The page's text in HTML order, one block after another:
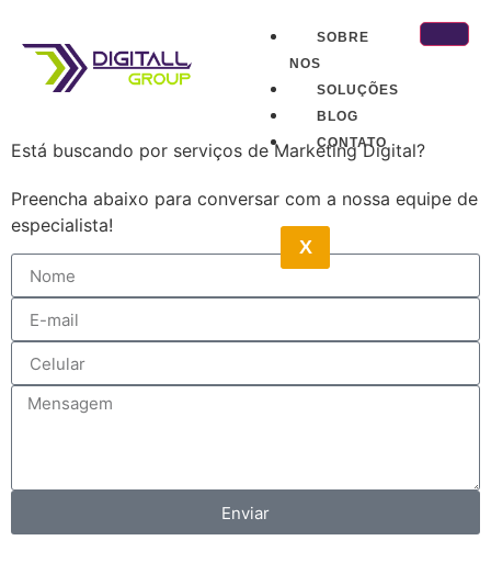
SOBRE
NOS
SOLUÇÕES
BLOG
CONTATO
X
Está buscando por serviços de Marketing Digital?
Preencha abaixo para conversar com a nossa equipe de
especialista!
Enviar